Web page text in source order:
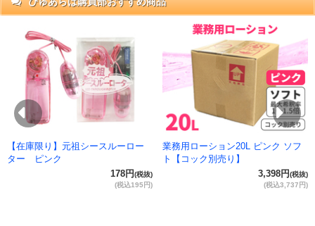
Previous
【在庫限り】元祖シースルーロー
ター ピンク
178円(税抜)
(税込195円)
業務用ローション20L ピンク ソフ
ト【コック別売り】
3,398円(税抜)
(税込3,737円)